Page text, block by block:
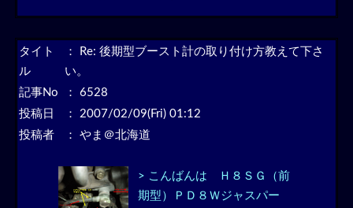
タイト
ル
：
Re: 後期型ブースト計の取り付け方教えて下さ
い。
記事No
： 6528
投稿日
： 2007/02/09(Fri) 01:12
投稿者
： やま＠北海道
> こんばんは Ｈ８ＳＧ（前
期型）ＰＤ８Ｗジャスパー